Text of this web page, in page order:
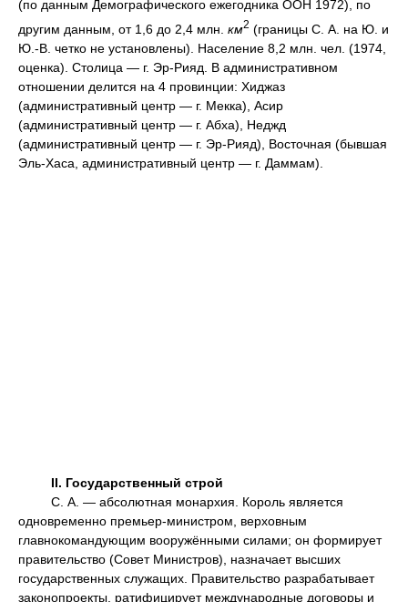
(по данным Демографического ежегодника ООН 1972), по
другим данным, от 1,6 до 2,4 млн. км2 (границы С. А. на Ю. и
Ю.-В. четко не установлены). Население 8,2 млн. чел. (1974,
оценка). Столица — г. Эр-Рияд. В административном
отношении делится на 4 провинции: Хиджаз
(административный центр — г. Мекка), Асир
(административный центр — г. Абха), Неджд
(административный центр — г. Эр-Рияд), Восточная (бывшая
Эль-Хаса, административный центр — г. Даммам).
II. Государственный строй
С. А. — абсолютная монархия. Король является
одновременно премьер-министром, верховным
главнокомандующим вооружёнными силами; он формирует
правительство (Совет Министров), назначает высших
государственных служащих. Правительство разрабатывает
законопроекты, ратифицирует международные договоры и